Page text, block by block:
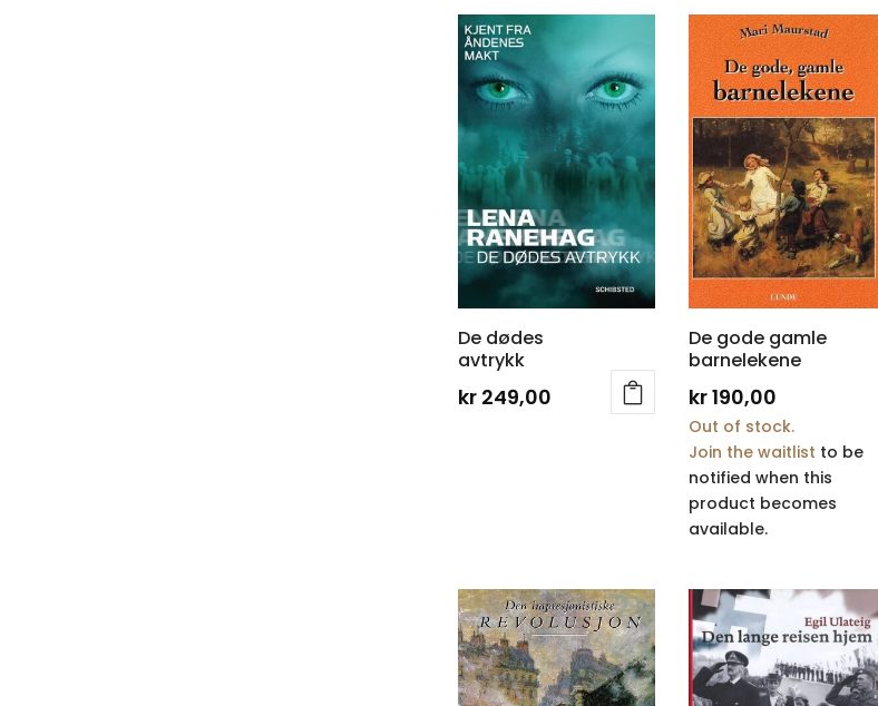
De dødes
avtrykk
kr 249,00
De gode gamle
barnelekene
kr190,00
Out of stock.
Join the waitlist to be
notified when this
product becomes
available.